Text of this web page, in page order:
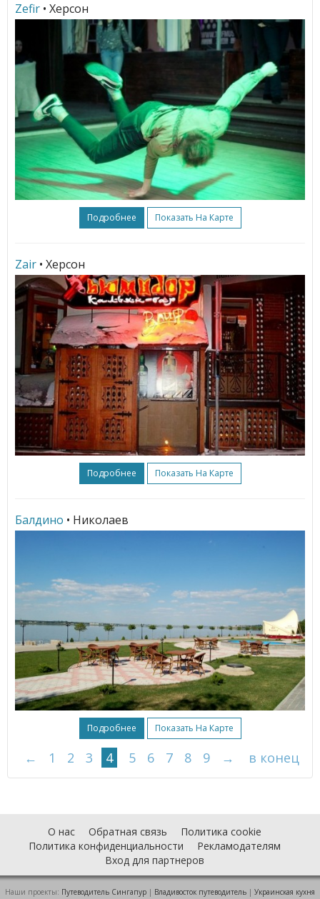
Zefir • Херсон
Подробнее Показать На Карте
Zair • Херсон
Подробнее Показать На Карте
Балдино • Николаев
Подробнее Показать На Карте
← 1 2 3 4 5 6 7 8 9 → в конец
О нас Обратная связь
Политика cookie
Политика конфиденциальности
Рекламодателям
Вход для партнеров
Наши проекты: Путеводитель Сингапур | Владивосток путеводитель | Украинская кухня